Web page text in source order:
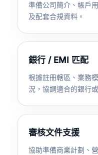
準備公司簡介、帳戶
及配套合規資料。
銀行 / EMI 匹配
根據註冊轄區、業務
況，協調適合的銀行
審核文件支援
協助準備商業計劃、